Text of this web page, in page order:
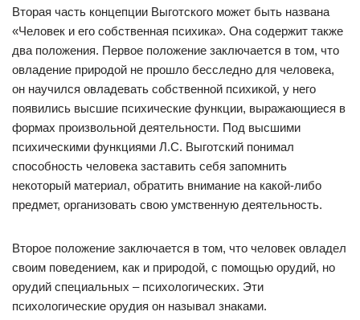
Вторая часть концепции Выготского может быть названа
«Человек и его собственная психика». Она содержит также
два положения. Первое положение заключается в том, что
овладение природой не прошло бесследно для человека,
он научился овладевать собственной психикой, у него
появились высшие психические функции, выражающиеся в
формах произвольной деятельности. Под высшими
психическими функциями Л.С. Выготский понимал
способность человека заставить себя запомнить
некоторый материал, обратить внимание на какой-либо
предмет, организовать свою умственную деятельность.
Второе положение заключается в том, что человек овладел
своим поведением, как и природой, с помощью орудий, но
орудий специальных – психологических. Эти
психологические орудия он называл знаками.